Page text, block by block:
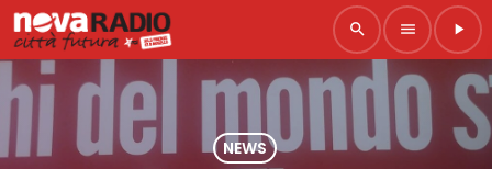
search menu play_arrow
NEWS